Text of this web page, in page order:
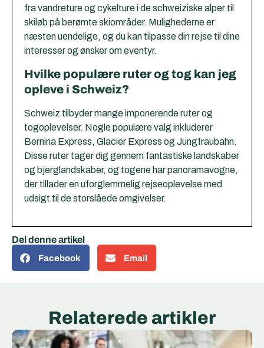
fra vandreture og cykelture i de schweiziske alper til
skiløb på berømte skiområder. Mulighederne er
næsten uendelige, og du kan tilpasse din rejse til dine
interesser og ønsker om eventyr.
Hvilke populære ruter og tog kan jeg
opleve i Schweiz?
Schweiz tilbyder mange imponerende ruter og
togoplevelser. Nogle populære valg inkluderer
Bernina Express, Glacier Express og Jungfraubahn.
Disse ruter tager dig gennem fantastiske landskaber
og bjerglandskaber, og togene har panoramavogne,
der tillader en uforglemmelig rejseoplevelse med
udsigt til de storslåede omgivelser.
Del denne artikel
Facebook Email
Relaterede artikler